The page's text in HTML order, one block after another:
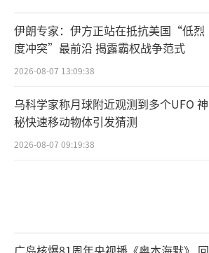
伊朗专家：伊方正站在抵抗美国“低烈
度冲突”最前沿 揭露霸权战争范式
2026-08-07 13:09:38
乌科学家称月球附近观测到多个UFO 神
秘快速移动物体引发猜测
2026-08-07 09:19:38